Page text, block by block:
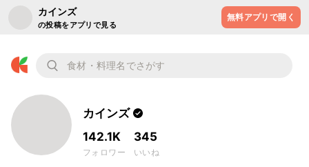
カインズ
の投稿をアプリで見る
無料アプリで開く
カインズ
142.1K
フォロワー
345
いいね